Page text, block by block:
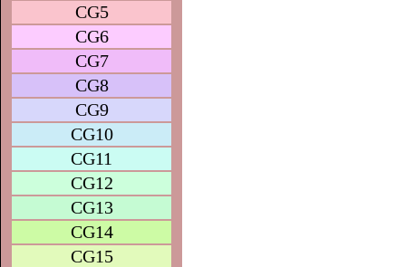
CG5
CG6
CG7
CG8
CG9
CG10
CG11
CG12
CG13
CG14
CG15